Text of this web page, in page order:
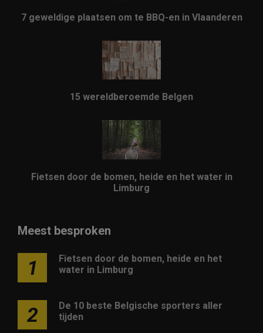
7 geweldige plaatsen om te BBQ-en in Vlaanderen
15 wereldberoemde Belgen
Fietsen door de bomen, heide en het water in
Limburg
Meest besproken
1
Fietsen door de bomen, heide en het
water in Limburg
2
De 10 beste Belgische sporters aller
tijden